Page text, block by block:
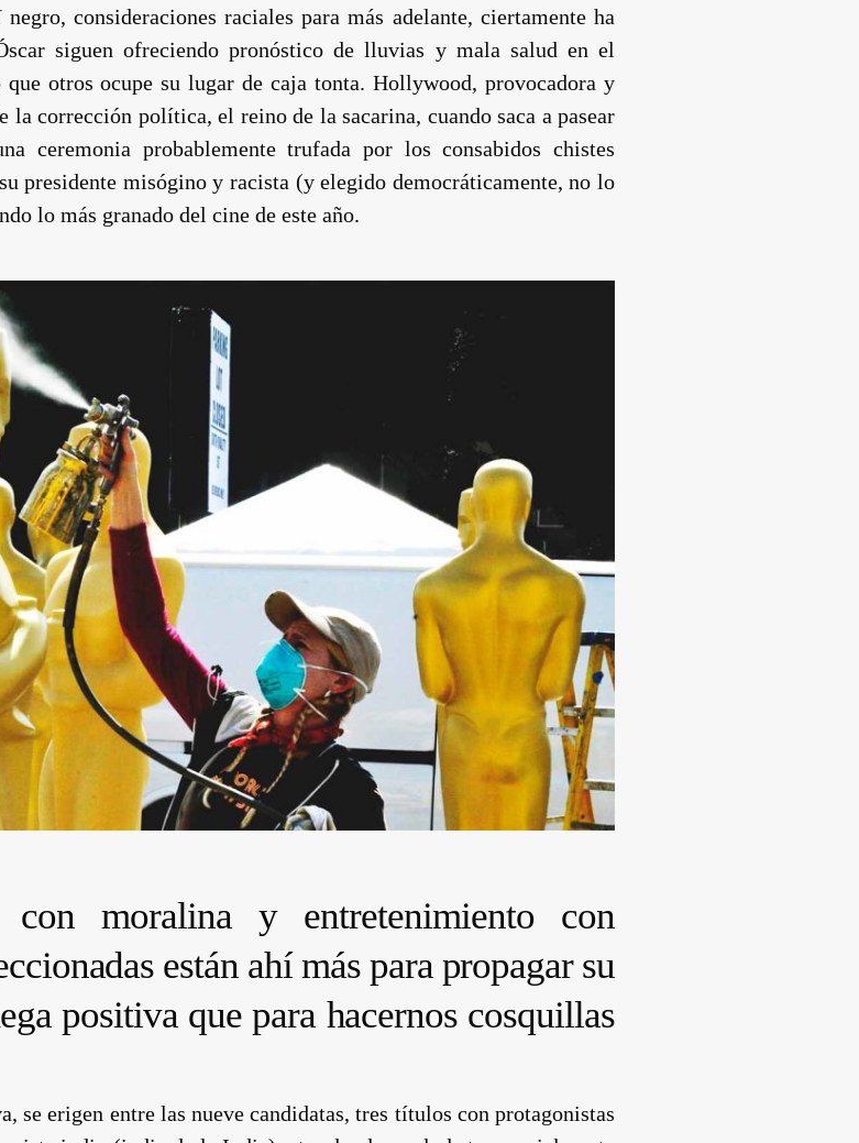
consideraciones raciales para más adelante, ciertamente ha
siguen ofreciendo pronóstico de lluvias y mala salud en el
otros ocupe su lugar de caja tonta. Hollywood, provocadora y
la corrección política, el reino de la sacarina, cuando saca a pasear
ceremonia probablemente trufada por los consabidos chistes
presidente misógino y racista (y elegido democráticamente, no lo
lo más granado del cine de este año.
con moralina y entretenimiento con
están ahí más para propagar su
positiva que para hacernos cosquillas
se erigen entre las nueve candidatas, tres títulos con protagonistas